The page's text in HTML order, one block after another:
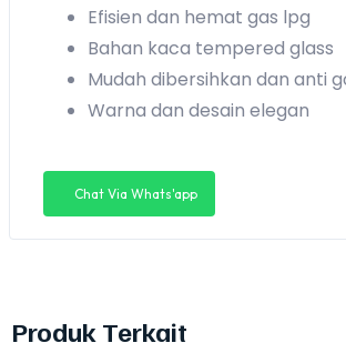
Efisien dan hemat gas lpg
Bahan kaca tempered glass
Mudah dibersihkan dan anti
Warna dan desain elegan
Chat Via Whats'app
Produk Terkait